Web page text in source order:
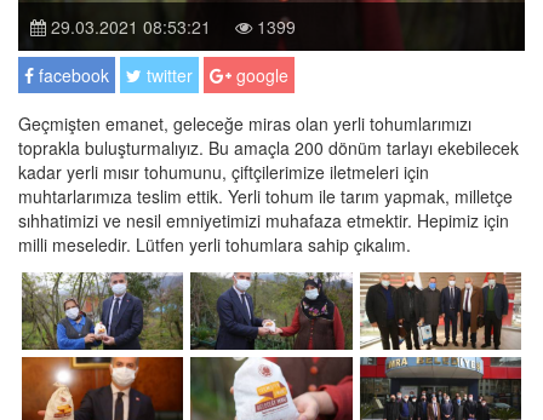
29.03.2021 08:53:21
1399
facebook
twitter
google
Geçmişten emanet, geleceğe miras olan yerli tohumlarımızı
toprakla buluşturmalıyız. Bu amaçla 200 dönüm tarlayı ekebilecek
kadar yerli mısır tohumunu, çiftçilerimize iletmeleri için
muhtarlarımıza teslim ettik. Yerli tohum ile tarım yapmak, milletçe
sıhhatimizi ve nesil emniyetimizi muhafaza etmektir. Hepimiz için
milli meseledir. Lütfen yerli tohumlara sahip çıkalım.